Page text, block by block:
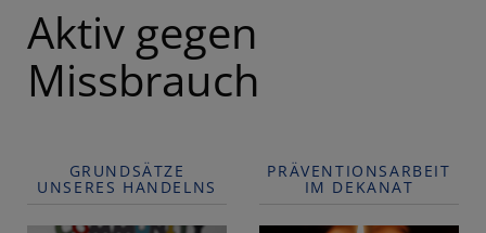
Aktiv gegen
Missbrauch
GRUNDSÄTZE
UNSERES HANDELNS
PRÄVENTIONSARBEIT
IM DEKANAT